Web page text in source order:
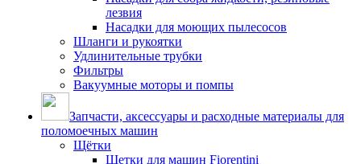
лезвия
Насадки для моющих пылесосов
Шланги и рукоятки
Удлинительные трубки
Фильтры
Вакуумные моторы и помпы
Запчасти, аксессуары и расходные материалы для
поломоечных машин
Щётки
Щетки для машин Fiorentini